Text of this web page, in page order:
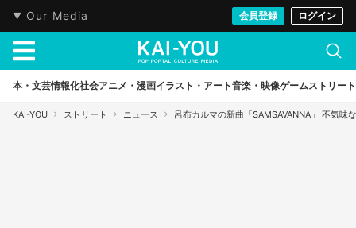
Our Media 会員登録 ログイン
本・文芸情報化社会アニメ・漫画イラスト・アート音楽・映像ゲームストリート
KAI-YOU ストリート ニュース 呂布カルマの新曲「SAMSAVANNA」 不気味